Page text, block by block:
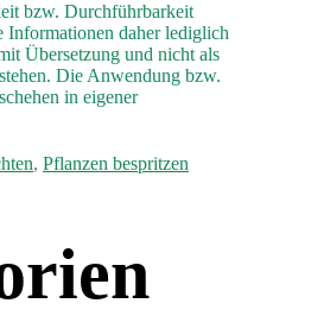
bzw. Durchführbarkeit
Informationen daher lediglich
Übersetzung und nicht als
Die Anwendung bzw.
in eigener
, Pflanzen bespritzen